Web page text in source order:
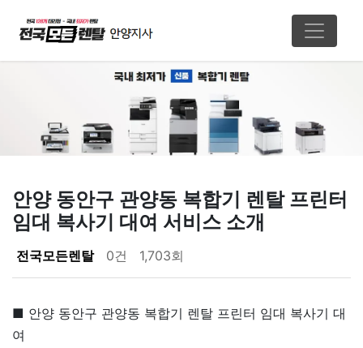
안양 동안구 관양동 복합기 렌탈 프린터
임대 복사기 대여 서비스 소개
페이지 정보
전국모든렌탈 0건 1,703회
■ 안양 동안구 관양동 복합기 렌탈 프린터 임대 복사기 대
여